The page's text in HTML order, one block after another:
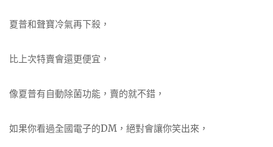
夏普和聲寶冷氣再下殺，
比上次特賣會還更便宜，
像夏普有自動除菌功能，賣的就不錯，
如果你看過全國電子的DM，絕對會讓你笑出來，